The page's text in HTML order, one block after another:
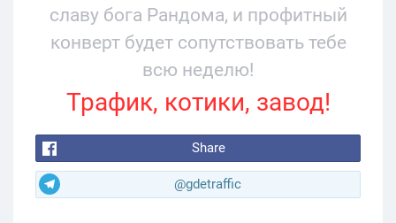
славу бога Рандома, и профитный
конверт будет сопутствовать тебе
всю неделю!
Трафик, котики, завод!
Share
@gdetraffic